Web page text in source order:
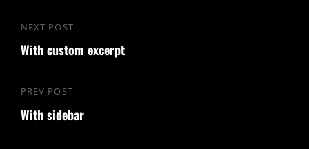
Bericht
navigatie
Previous
Post
PREV POST
With sidebar
Next
Post
NEXT POST
With custom excerpt